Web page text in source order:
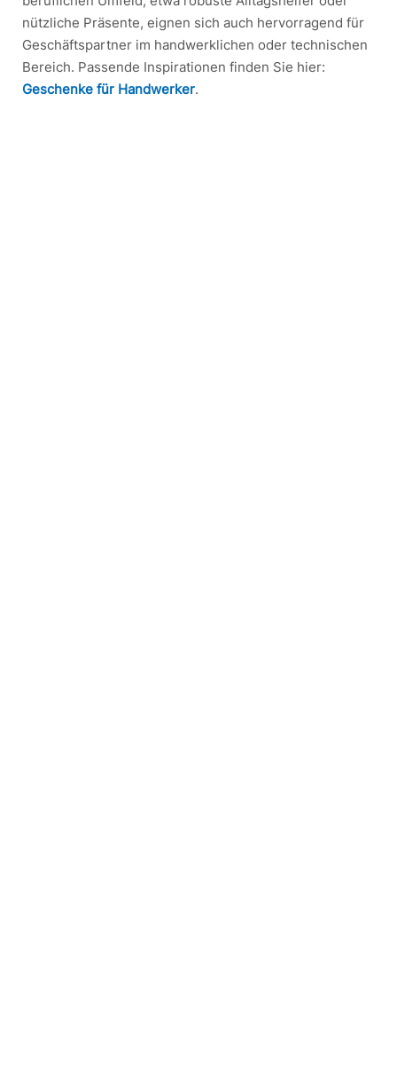
nützliche Präsente, eignen sich auch hervorragend für
Geschäftspartner im handwerklichen oder technischen
Bereich. Passende Inspirationen finden Sie hier:
Geschenke für Handwerker.